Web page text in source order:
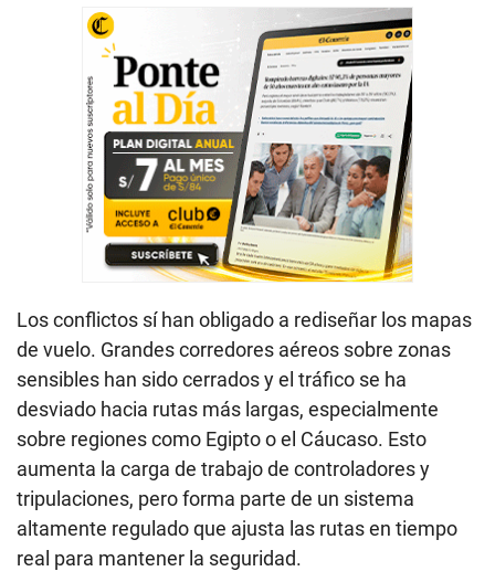
Los conflictos sí han obligado a rediseñar los mapas
de vuelo. Grandes corredores aéreos sobre zonas
sensibles han sido cerrados y el tráfico se ha
desviado hacia rutas más largas, especialmente
sobre regiones como Egipto o el Cáucaso. Esto
aumenta la carga de trabajo de controladores y
tripulaciones, pero forma parte de un sistema
altamente regulado que ajusta las rutas en tiempo
real para mantener la seguridad.